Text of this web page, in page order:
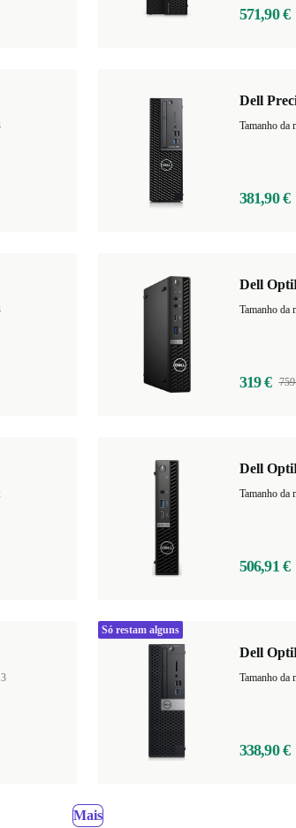
571,90 €
Dell
381,90 €
Dell
Tamanho da
319 €
Dell
506,91 €
Dell
338,90 €
Só restam alguns
Mais